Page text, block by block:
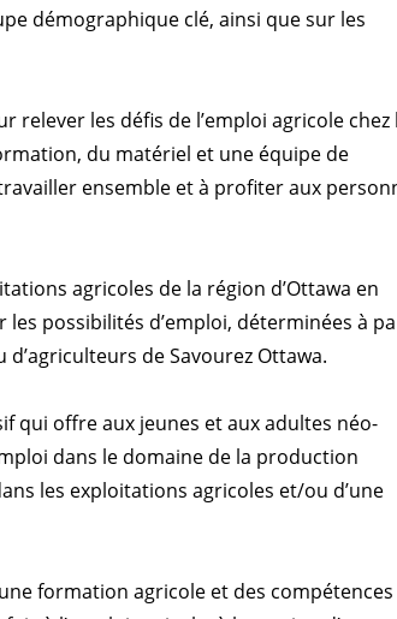
démographique clé, ainsi que sur les
les défis de l’emploi agricole chez
du matériel et une équipe de
ensemble et à profiter aux
agricoles de la région d’Ottawa en
possibilités d’emploi, déterminées à
de Savourez Ottawa.
qui offre aux jeunes et aux adultes néo-
dans le domaine de la production
les exploitations agricoles et/ou d’une
formation agricole et des compétences